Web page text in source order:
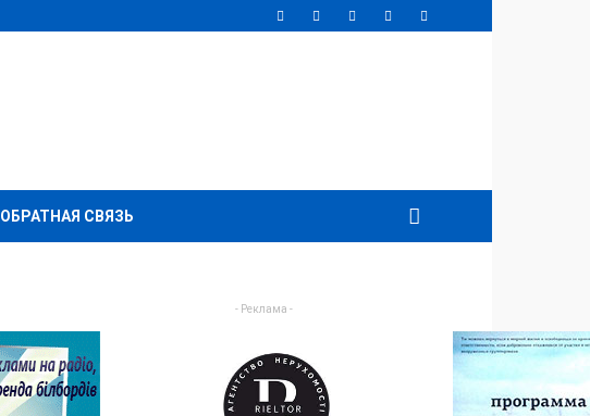
ОБРАТНАЯ СВЯЗЬ
- Реклама -